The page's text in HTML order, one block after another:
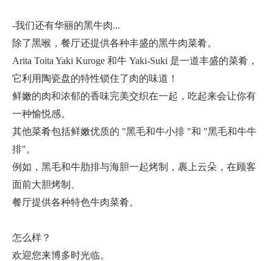
-我们还有华丽的黑牛肉...
除了黑喉，餐厅还提供各种丰盛的黑牛肉菜肴。
Arita Toita Yaki Kuroge 和牛 Yaki-Suki 是一道丰盛的菜肴，
它利用陶瓷盘的特性锁住了肉的味道！
鲜嫩的肉和浓郁的香味完美交织在一起，吃起来会让你有
一种愉悦感。
其他菜肴包括鲜嫩优质的 "黑毛和牛小排 "和 "黑毛和牛牛
排"。
例如，黑毛和牛肋排与海胆一起烤制，裹上云朵，在顾客
面前大胆烤制、
餐厅提供各种特色牛肉菜肴。
怎么样？
欢迎您来博多时光临。